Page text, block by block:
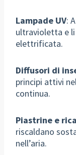
Lampade UV:
ultravioletta e
elettrificata.
Diffusori di
principi attivi
continua.
Piastrine e
riscaldano
nell’aria.